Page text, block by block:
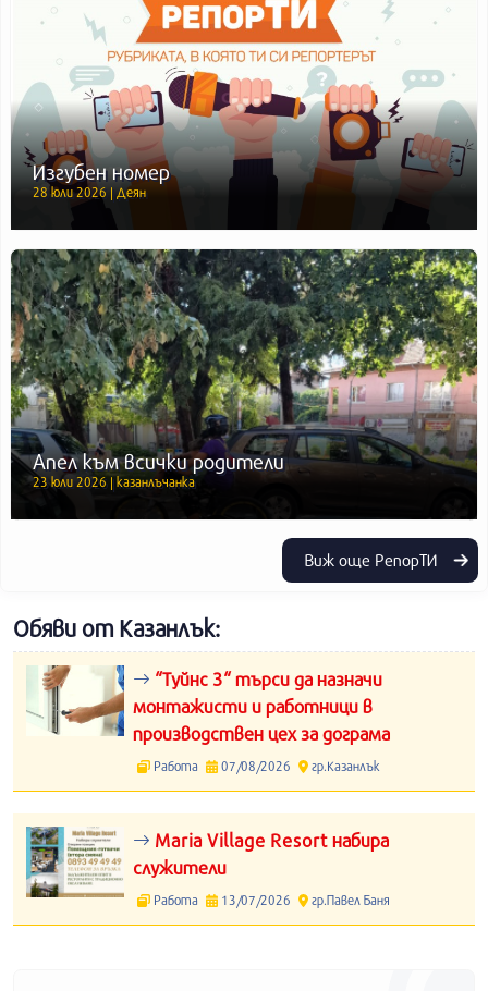
Изгубен номер
28 юли 2026 | Деян
Апел към всички родители
23 юли 2026 | казанлъчанка
Виж още РепорТИ
Обяви от Казанлък:
“Туйнс 3“ търси да назначи
монтажисти и работници в
производствен цех за дограма
Работа 07/08/2026 гр.Казанлък
Maria Village Resort набира
служители
Работа 13/07/2026 гр.Павел Баня